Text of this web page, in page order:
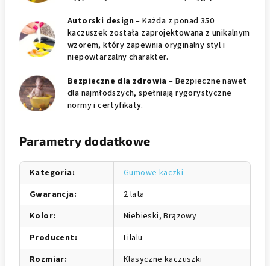
Autorski design – Każda z ponad 350
kaczuszek została zaprojektowana z unikalnym
wzorem, który zapewnia oryginalny styl i
niepowtarzalny charakter.
Bezpieczne dla zdrowia – Bezpieczne nawet
dla najmłodszych, spełniają rygorystyczne
normy i certyfikaty.
Parametry dodatkowe
Kategoria:
Gumowe kaczki
Gwarancja:
2 lata
Kolor:
Niebieski, Brązowy
Producent:
Lilalu
Rozmiar:
Klasyczne kaczuszki